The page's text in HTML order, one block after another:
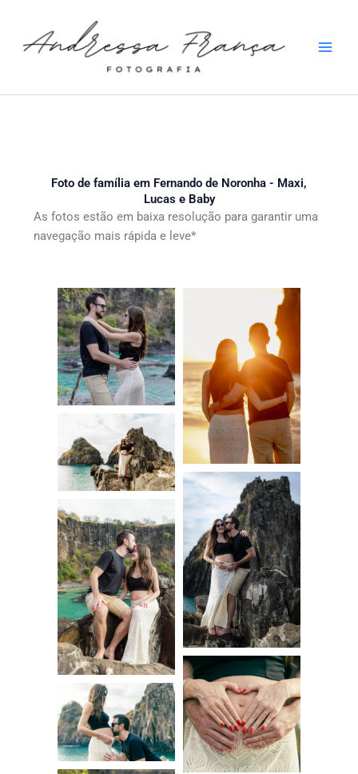
Foto de família em Fernando de Noronha - Maxi,
Lucas e Baby
As fotos estão em baixa resolução para garantir uma
navegação mais rápida e leve*